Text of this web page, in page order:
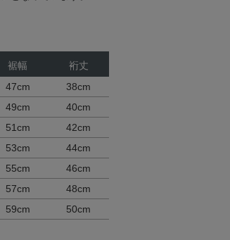
裾幅
裄丈
47cm
38cm
49cm
40cm
51cm
42cm
53cm
44cm
55cm
46cm
57cm
48cm
59cm 50cm